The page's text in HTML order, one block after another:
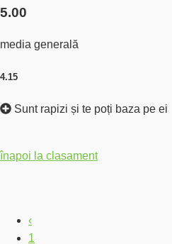
5.00
media generală
4.15
Sunt rapizi și te poți baza pe ei
înapoi la clasament
‹
1